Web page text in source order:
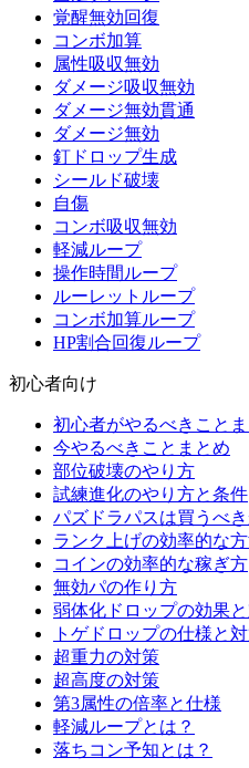
覚醒無効回復
コンボ加算
属性吸収無効
ダメージ吸収無効
ダメージ無効貫通
ダメージ無効
釘ドロップ生成
シールド破壊
自傷
コンボ吸収無効
軽減ループ
操作時間ループ
ルーレットループ
コンボ加算ループ
HP割合回復ループ
初心者向け
初心者がやるべきこと
今やるべきことまとめ
部位破壊のやり方
試練進化のやり方と条件
パズドラパスは買うべ
ランク上げの効率的な
コインの効率的な稼ぎ方
無効パの作り方
弱体化ドロップの効果
トゲドロップの仕様と
超重力の対策
超高度の対策
第3属性の倍率と仕様
軽減ループとは？
落ちコン予知とは？